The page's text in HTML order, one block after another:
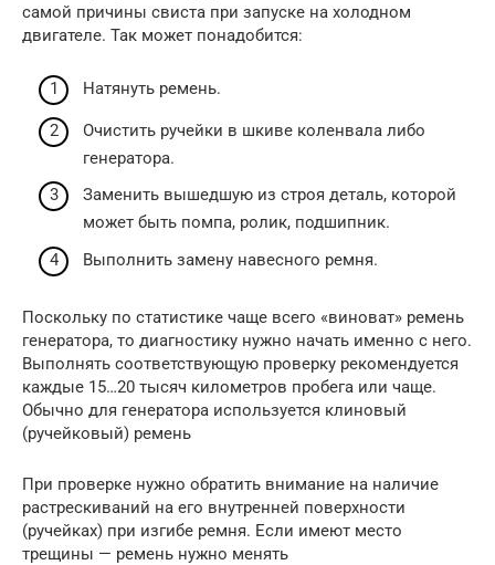
самой причины свиста при запуске на холодном
двигателе. Так может понадобится:
Натянуть ремень.
Очистить ручейки в шкиве коленвала либо
генератора.
Заменить вышедшую из строя деталь, которой
может быть помпа, ролик, подшипник.
Выполнить замену навесного ремня.
Поскольку по статистике чаще всего «виноват» ремень
генератора, то диагностику нужно начать именно с него.
Выполнять соответствующую проверку рекомендуется
каждые 15…20 тысяч километров пробега или чаще.
Обычно для генератора используется клиновый
(ручейковый) ремень
При проверке нужно обратить внимание на наличие
растрескиваний на его внутренней поверхности
(ручейках) при изгибе ремня. Если имеют место
трещины — ремень нужно менять